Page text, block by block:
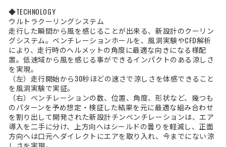
◆TECHNOLOGY
ウルトラクーリングシステム
走行した瞬間から風を感じることが出来る、新設計のクーリン
グシステム。ベンチレーションホールを、風洞実験やCFD解析
により、走行時のヘルメットの角度に最適な向きになる様配
置。低速域から風を感じる事ができるインパクトのある涼しさ
を実現。
（左）走行開始から30秒ほどの速さで涼しさを体感できること
を風洞実験で実証。
（右）ベンチレーションの数、位置、角度、形状など、幾つも
のパターンを予め想定・検証した結果を元に最適な組み合わせ
を割り出して開発された新設計チンベンチレーションは、エア
導入を二手に分け、上方向へはシールドの曇りを軽減し、正面
方向へは口元へダイレクトにエアを取り入れ、今までにない涼